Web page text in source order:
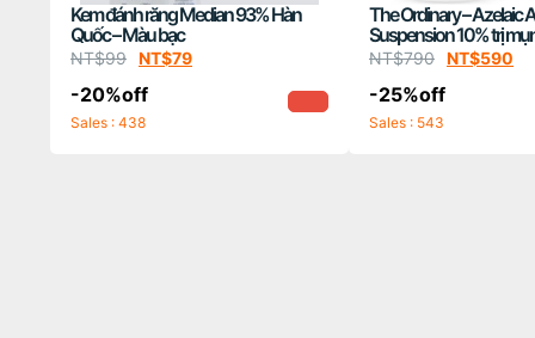
Kem đánh răng Median 93% Hàn
Quốc – Màu bạc
NT$99 NT$79
-20%off
Sales : 438
The Ordinary – Azelaic
Suspension 10% trị
da
NT$790 NT$590
-25%off
Sales : 543